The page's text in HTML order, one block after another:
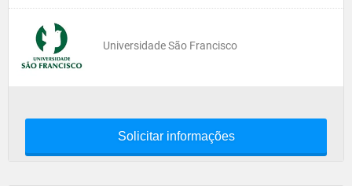
Universidade São Francisco
Solicitar informações